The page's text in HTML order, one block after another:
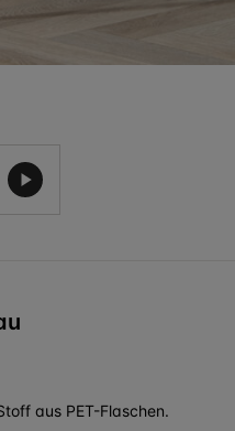
aus PET-Flaschen.